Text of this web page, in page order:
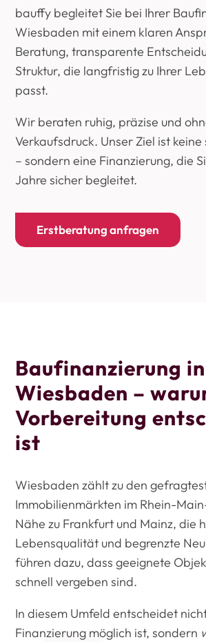
bauffy begleitet Sie bei Ihrer
Wiesbaden mit einem klaren
Beratung, transparente
Struktur, die langfristig zu Ihrer
passt.
Wir beraten ruhig, präzise und
Verkaufsdruck. Unser Ziel ist keine
– sondern eine Finanzierung, die
Jahre sicher begleitet.
Erstberatung anfragen
Baufinanzierung in
Wiesbaden –
Vorbereitung
ist
Wiesbaden zählt zu den
Immobilienmärkten im Rhein-
Nähe zu Frankfurt und Mainz, die
Lebensqualität und begrenzte
führen dazu, dass geeignete
schnell vergeben sind.
In diesem Umfeld entscheidet
Finanzierung möglich ist, sondern